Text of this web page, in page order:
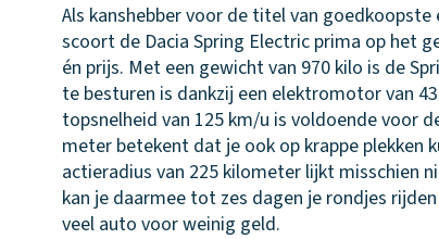
Als kanshebber voor de titel van
scoort de Dacia Spring Electric prima op het
én prijs. Met een gewicht van 970 kilo is de
te besturen is dankzij een elektromotor van
topsnelheid van 125 km/u is voldoende voor
meter betekent dat je ook op krappe plekken
actieradius van 225 kilometer lijkt misschien
kan je daarmee tot zes dagen je rondjes
veel auto voor weinig geld.